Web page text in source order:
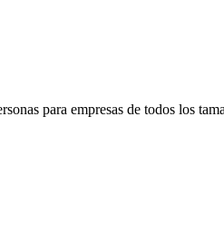
para empresas de todos los